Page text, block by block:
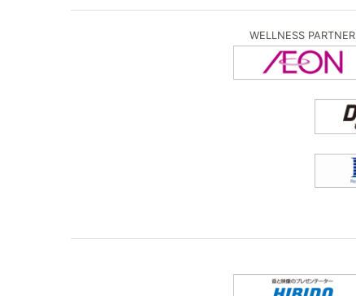
WELLNESS PARTNER